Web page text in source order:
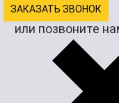
ЗАКАЗАТЬ ЗВОНОК
или позвоните